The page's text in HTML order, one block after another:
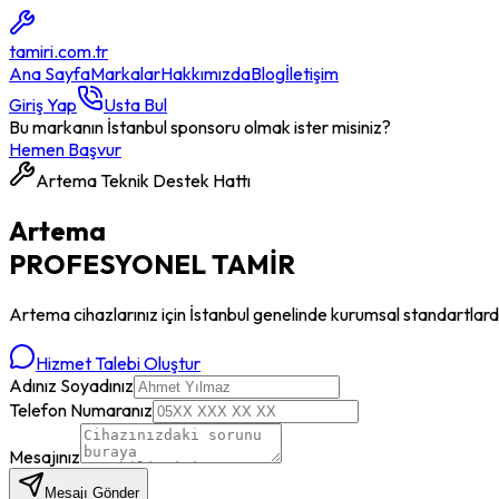
tamiri.com.tr
Ana SayfaMarkalarHakkımızdaBlogİletişim
Giriş Yap
Usta Bul
Bu markanın İstanbul sponsoru olmak ister misiniz?
Hemen Başvur
ArtemaTeknik Destek Hattı
Artema
PROFESYONELTAMİR
Artemacihazlarınız için İstanbul genelinde kurumsal
Hizmet Talebi Oluştur
Adınız Soyadınız
Telefon Numaranız
Mesajınız
Mesajı Gönder